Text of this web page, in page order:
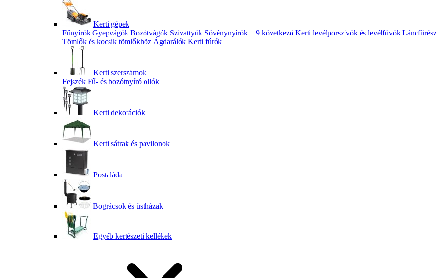
Kerti gépek
Fűnyírók Gyepvágók Bozótvágók Szivattyúk Sövénynyírók + 9 következő Kerti levélporszívók és levélfúvók
Tömlők és kocsik tömlőkhöz Ágdarálók Kerti fúrók
Kerti szerszámok
Fejszék Fű- és bozótnyíró ollók
Kerti dekorációk
Kerti sátrak és pavilonok
Postaláda
Bográcsok és üstházak
Egyéb kertészeti kellékek